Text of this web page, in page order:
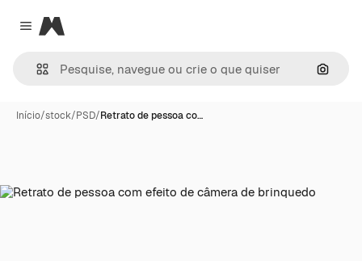
Close menu
Magnific
Início/stock/PSD/Retrato de pessoa co…